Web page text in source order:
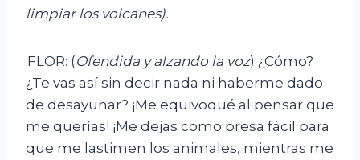
limpiar los volcanes).
FLOR: (Ofendida y alzando la voz) ¿Cómo?
¿Te vas así sin decir nada ni haberme dado
de desayunar? ¡Me equivoqué al pensar que
me querías! ¡Me dejas como presa fácil para
que me lastimen los animales, mientras me